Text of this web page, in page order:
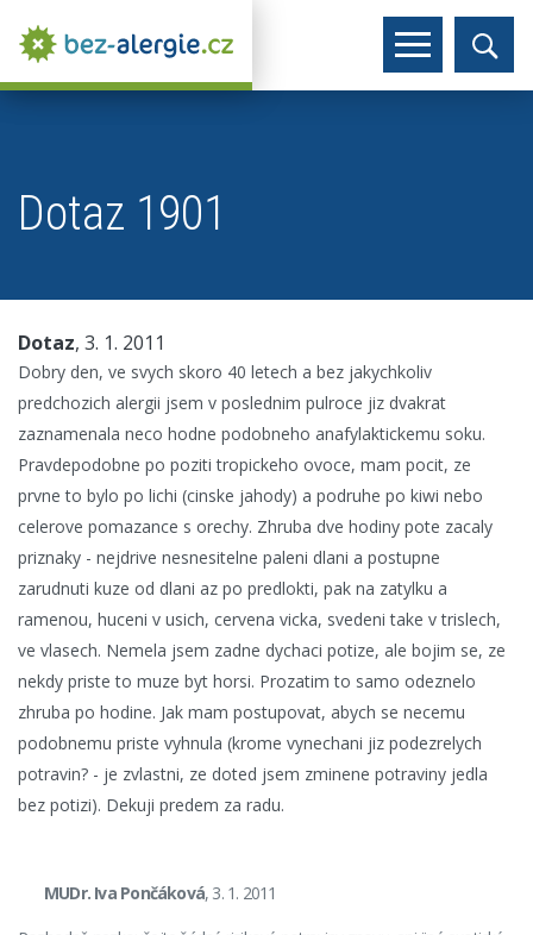
Dotaz 1901
Dotaz, 3. 1. 2011
Dobry den, ve svych skoro 40 letech a bez jakychkoliv
predchozich alergii jsem v poslednim pulroce jiz dvakrat
zaznamenala neco hodne podobneho anafylaktickemu soku.
Pravdepodobne po poziti tropickeho ovoce, mam pocit, ze
prvne to bylo po lichi (cinske jahody) a podruhe po kiwi nebo
celerove pomazance s orechy. Zhruba dve hodiny pote zacaly
priznaky - nejdrive nesnesitelne paleni dlani a postupne
zarudnuti kuze od dlani az po predlokti, pak na zatylku a
ramenou, huceni v usich, cervena vicka, svedeni take v trislech,
ve vlasech. Nemela jsem zadne dychaci potize, ale bojim se, ze
nekdy priste to muze byt horsi. Prozatim to samo odeznelo
zhruba po hodine. Jak mam postupovat, abych se necemu
podobnemu priste vyhnula (krome vynechani jiz podezrelych
potravin? - je zvlastni, ze doted jsem zminene potraviny jedla
bez potizi). Dekuji predem za radu.
MUDr. Iva Pončáková, 3. 1. 2011